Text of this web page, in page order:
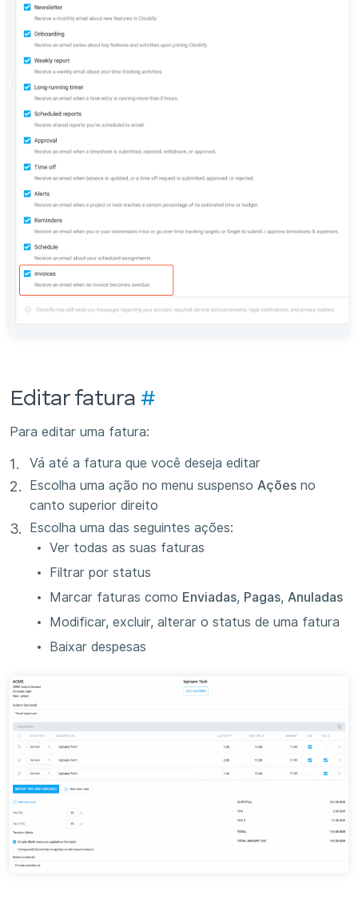
Editar fatura #
Para editar uma fatura:
Vá até a fatura que você deseja editar
Escolha uma ação no menu suspenso Ações no
canto superior direito
Escolha uma das seguintes ações:
Ver todas as suas faturas
Filtrar por status
Marcar faturas como Enviadas, Pagas, Anuladas
Modificar, excluir, alterar o status de uma fatura
Baixar despesas